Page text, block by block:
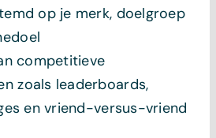
op je merk, doelgroep
competitieve
zoals leaderboards,
en vriend-versus-vriend